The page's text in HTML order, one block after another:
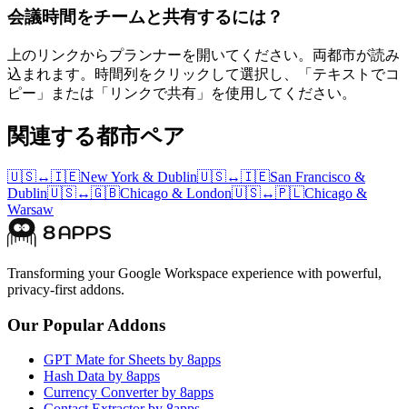
会議時間をチームと共有するには？
上のリンクからプランナーを開いてください。両都市が読み
込まれます。時間列をクリックして選択し、「テキストでコ
ピー」または「リンクで共有」を使用してください。
関連する都市ペア
🇺🇸↔🇮🇪New York & Dublin🇺🇸↔🇮🇪San Francisco &
Dublin🇺🇸↔🇬🇧Chicago & London🇺🇸↔🇵🇱Chicago &
Warsaw
Transforming your Google Workspace experience with powerful,
privacy-first addons.
Our Popular Addons
GPT Mate for Sheets by 8apps
Hash Data by 8apps
Currency Converter by 8apps